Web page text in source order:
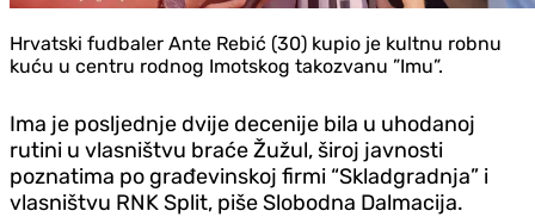
Hrvatski fudbaler Ante Rebić (30) kupio je kultnu robnu
kuću u centru rodnog Imotskog takozvanu ”Imu”.
Ima je posljednje dvije decenije bila u uhodanoj
rutini u vlasništvu braće Žužul, široj javnosti
poznatima po građevinskoj firmi “Skladgradnja” i
vlasništvu RNK Split, piše Slobodna Dalmacija.